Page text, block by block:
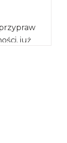
już